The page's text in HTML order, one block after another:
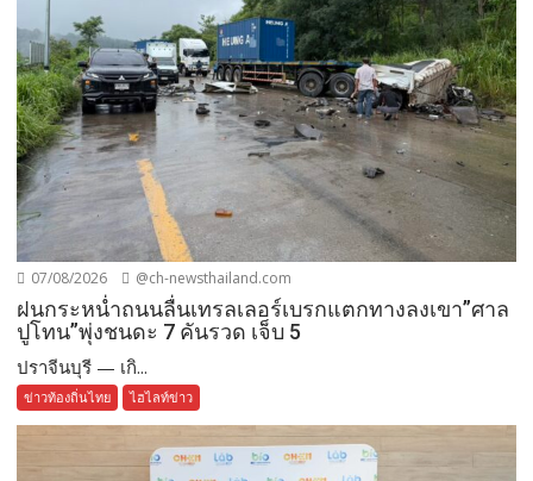
07/08/2026 @ch-newsthailand.com
ฝนกระหน่ำถนนลื่นเทรลเลอร์เบรกแตกทางลงเขา”ศาล
ปูโทน”พุ่งชนดะ 7 คันรวด เจ็บ 5
ปราจีนบุรี — เกิ...
ข่าวท้องถิ่นไทย ไฮไลท์ข่าว